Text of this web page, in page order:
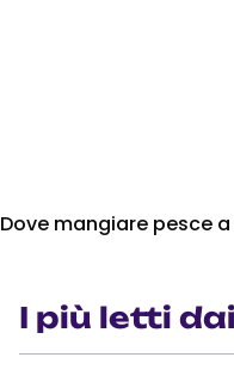
Dove mangiare pesce
I più letti